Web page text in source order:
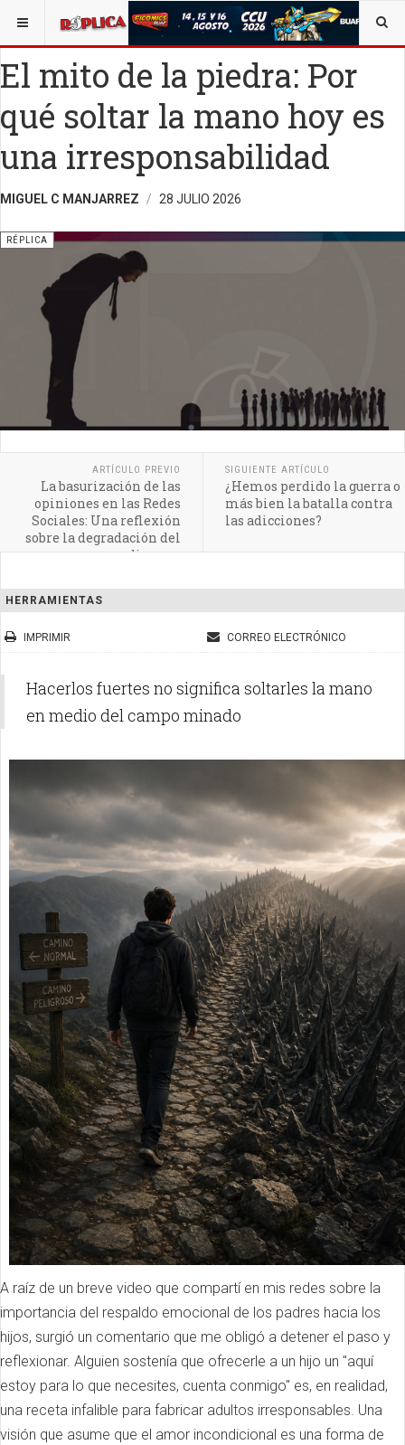
ESTÁ AQUÍ: SALUD OPINIÓN RÉPLICA
El mito de la piedra: Por
qué soltar la mano hoy es
una irresponsabilidad
MIGUEL C MANJARREZ 28 JULIO 2026
RÉPLICA
ARTÍCULO PREVIO
La basurización de las
opiniones en las Redes
Sociales: Una reflexión
sobre la degradación del
discurso
SIGUIENTE ARTÍCULO
¿Hemos perdido la guerra o
más bien la batalla contra
las adicciones?
HERRAMIENTAS
IMPRIMIR CORREO ELECTRÓNICO
Hacerlos fuertes no significa soltarles la mano
en medio del campo minado
A raíz de un breve video que compartí en mis redes sobre la
importancia del respaldo emocional de los padres hacia los
hijos, surgió un comentario que me obligó a detener el paso y
reflexionar. Alguien sostenía que ofrecerle a un hijo un "aquí
estoy para lo que necesites, cuenta conmigo" es, en realidad,
una receta infalible para fabricar adultos irresponsables. Una
visión que asume que el amor incondicional es una forma de